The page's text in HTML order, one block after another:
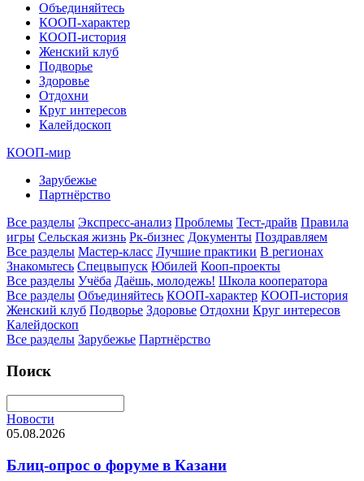
Объединяйтесь
КООП-характер
КООП-история
Женский клуб
Подворье
Здоровье
Отдохни
Круг интересов
Калейдоскоп
КООП-мир
Зарубежье
Партнёрство
Все разделы Экспресс-анализ Проблемы Тест-драйв Правила
игры Сельская жизнь Рк-бизнес Документы Поздравляем
Все разделы Мастер-класс Лучшие практики В регионах
Знакомьтесь Спецвыпуск Юбилей Кооп-проекты
Все разделы Учёба Даёшь, молодежь! Школа кооператора
Все разделы Объединяйтесь КООП-характер КООП-история
Женский клуб Подворье Здоровье Отдохни Круг интересов
Калейдоскоп
Все разделы Зарубежье Партнёрство
Поиск
Новости
05.08.2026
Блиц-опрос о форуме в Казани